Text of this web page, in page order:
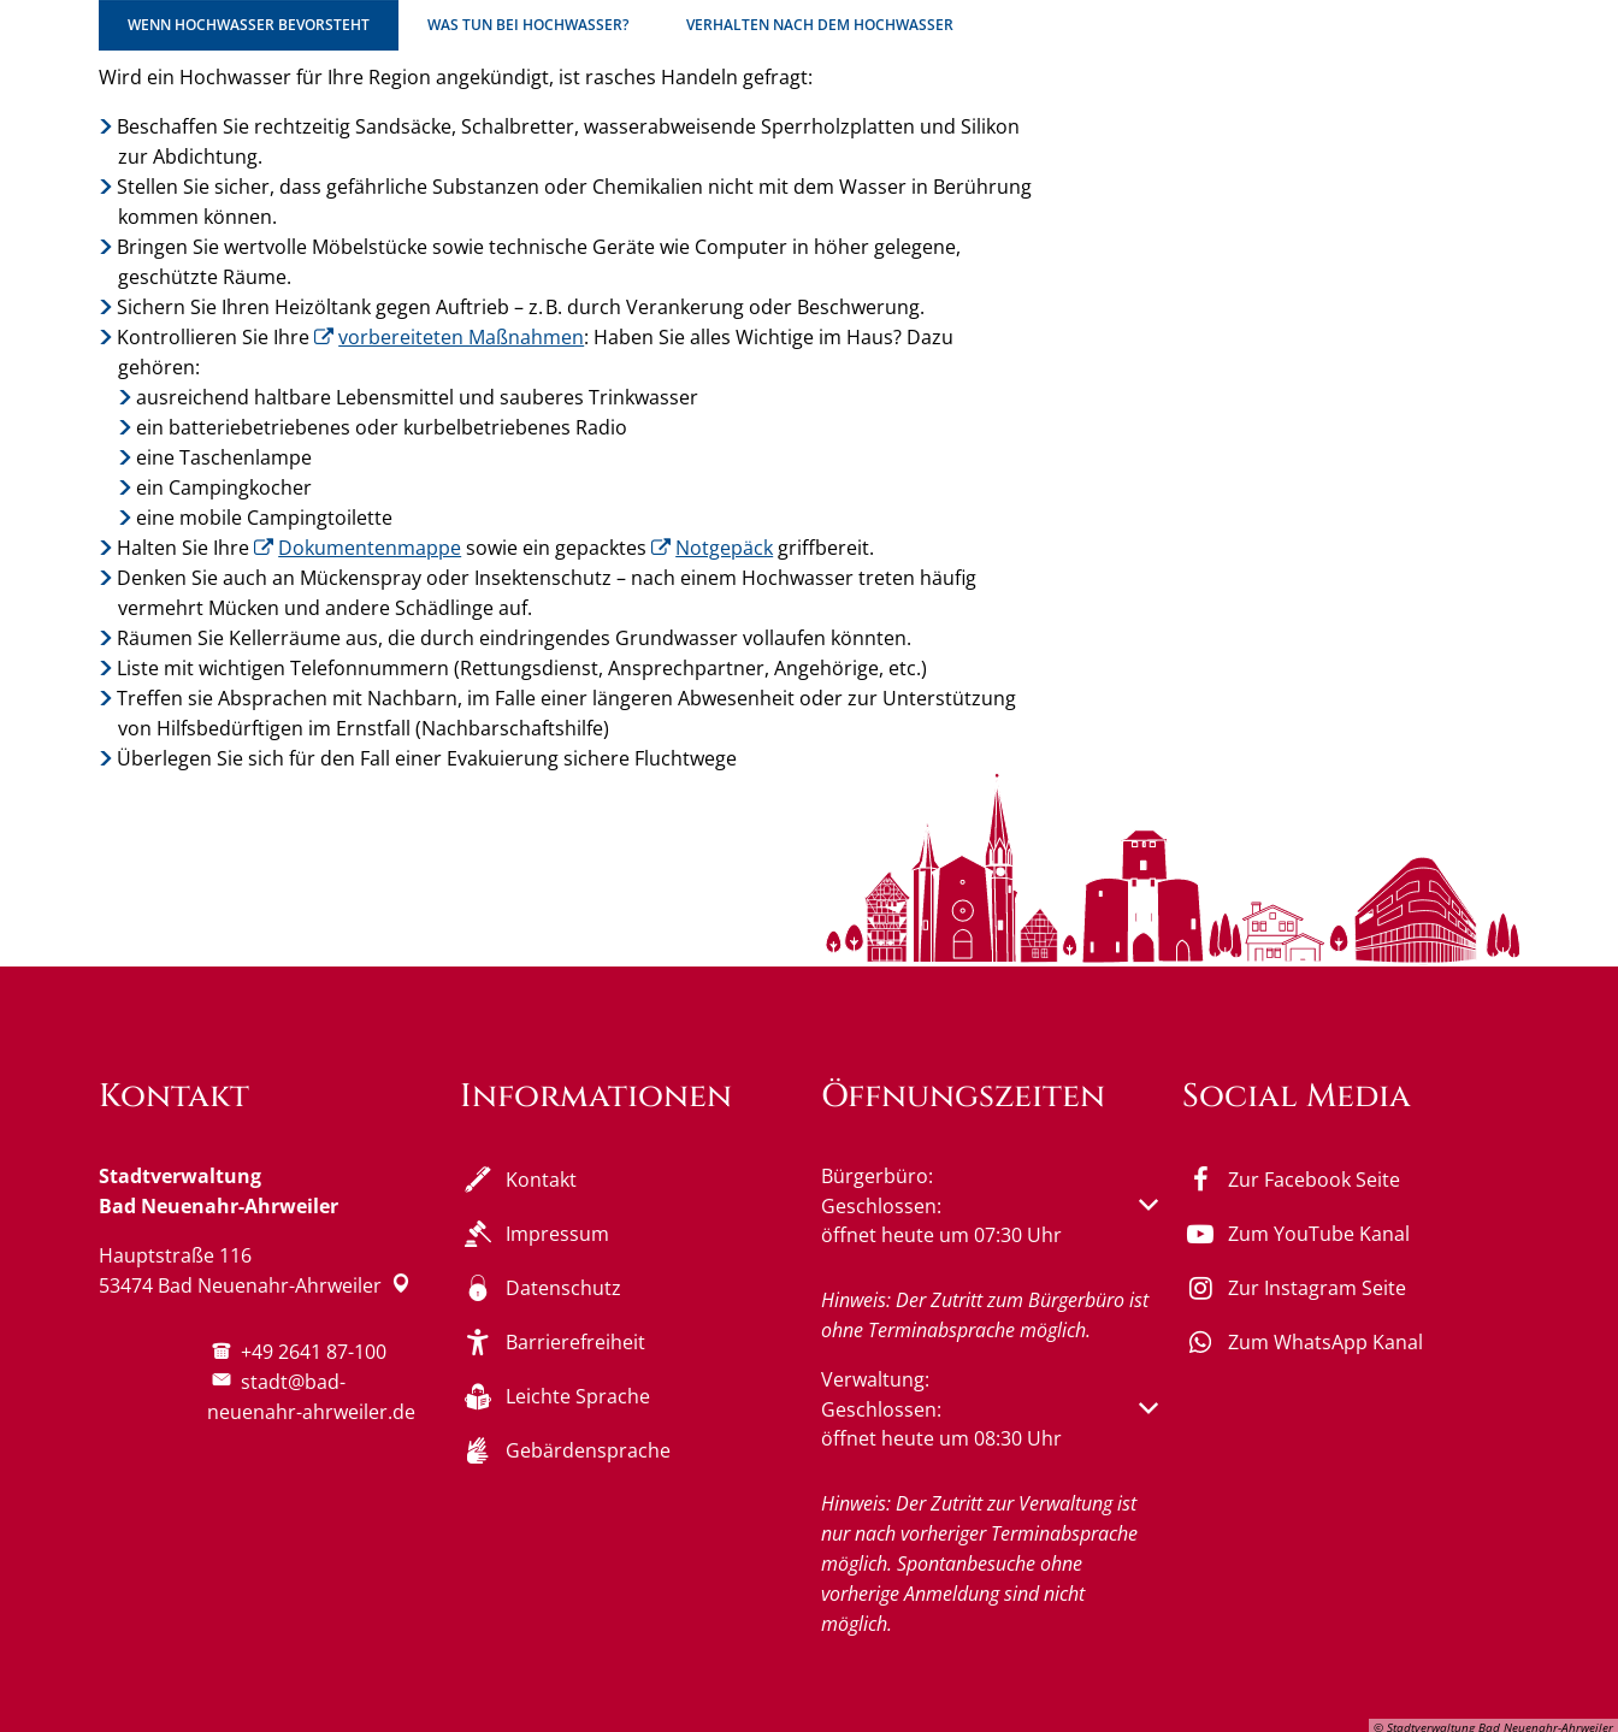
WENN HOCHWASSER BEVORSTEHT WAS TUN BEI HOCHWASSER? VERHALTEN NACH DEM HOCHWASSER
Wird ein Hochwasser für Ihre Region angekündigt, ist rasches Handeln gefragt:
Beschaffen Sie rechtzeitig Sandsäcke, Schalbretter, wasserabweisende Sperrholzplatten und Silikon
zur Abdichtung.
Stellen Sie sicher, dass gefährliche Substanzen oder Chemikalien nicht mit dem Wasser in Berührung
kommen können.
Bringen Sie wertvolle Möbelstücke sowie technische Geräte wie Computer in höher gelegene,
geschützte Räume.
Sichern Sie Ihren Heizöltank gegen Auftrieb – z. B. durch Verankerung oder Beschwerung.
Kontrollieren Sie Ihre
vorbereiteten Maßnahmen: Haben Sie alles Wichtige im Haus? Dazu
gehören:
ausreichend haltbare Lebensmittel und sauberes Trinkwasser
ein batteriebetriebenes oder kurbelbetriebenes Radio
eine Taschenlampe
ein Campingkocher
eine mobile Campingtoilette
Halten Sie Ihre
Dokumentenmappesowie ein gepacktes Notgepäck griffbereit.
Denken Sie auch an Mückenspray oder Insektenschutz – nach einem Hochwasser treten häufig
vermehrt Mücken und andere Schädlinge auf.
Räumen Sie Kellerräume aus, die durch eindringendes Grundwasser vollaufen könnten.
Liste mit wichtigen Telefonnummern (Rettungsdienst, Ansprechpartner, Angehörige, etc.)
Treffen sie Absprachen mit Nachbarn, im Falle einer längeren Abwesenheit oder zur Unterstützung
von Hilfsbedürftigen im Ernstfall (Nachbarschaftshilfe)
Überlegen Sie sich für den Fall einer Evakuierung sichere Fluchtwege
Kontakt
Stadtverwaltung
Bad Neuenahr-Ahrweiler
Hauptstraße 116
53474 Bad Neuenahr-Ahrweiler
+49 2641 87-100
stadt@bad-
neuenahr-ahrweiler.de
© Stadtverwaltung Bad Neuenahr-Ahrweiler
Informationen
Kontakt
Impressum
Datenschutz
Barrierefreiheit
Leichte Sprache
Gebärdensprache
Öffnungszeiten
Bürgerbüro:
Klicken, um weitere Öffnungs- oder Schließzeiten auszublenden
Geschlossen:
öffnet heute um 07:30 Uhr
Hinweis: Der Zutritt zum Bürgerbüro ist
ohne Terminabsprache möglich.
Verwaltung:
Klicken, um weitere Öffnungs- oder Schließzeiten auszublenden
Geschlossen:
öffnet heute um 08:30 Uhr
Hinweis: Der Zutritt zur Verwaltung ist
nur nach vorheriger Terminabsprache
möglich. Spontanbesuche ohne
vorherige Anmeldung sind nicht
möglich.
Social Media
Zur Facebook Seite
Zum YouTube Kanal
Zur Instagram Seite
Zum WhatsApp Kanal